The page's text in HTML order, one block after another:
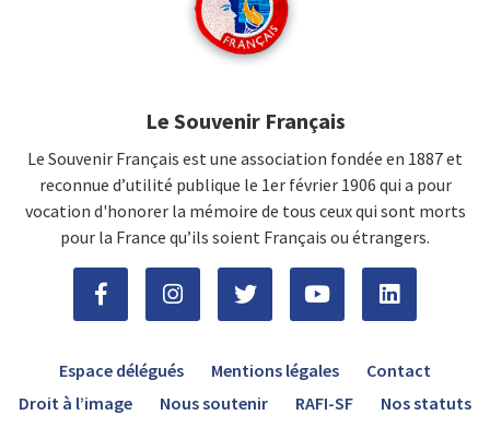
Le Souvenir Français
Le Souvenir Français est une association fondée en 1887 et
reconnue d’utilité publique le 1er février 1906 qui a pour
vocation d'honorer la mémoire de tous ceux qui sont morts
pour la France qu’ils soient Français ou étrangers.
Espace délégués Mentions légales
Contact
Droit à l’image
Nous soutenir RAFI-SF Nos statuts